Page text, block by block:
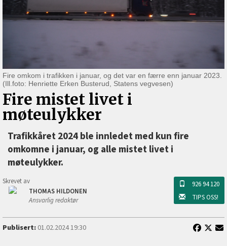
Fire omkom i trafikken i januar, og det var en færre enn januar 2023.
(Ill.foto: Henriette Erken Busterud, Statens vegvesen)
Fire mistet livet i
møteulykker
Trafikkåret 2024 ble innledet med kun fire
omkomne i januar, og alle mistet livet i
møteulykker.
Skrevet av
THOMAS HILDONEN
Ansvarlig redaktør
926 94 120
TIPS OSS!
Publisert:01.02.2024 19:30